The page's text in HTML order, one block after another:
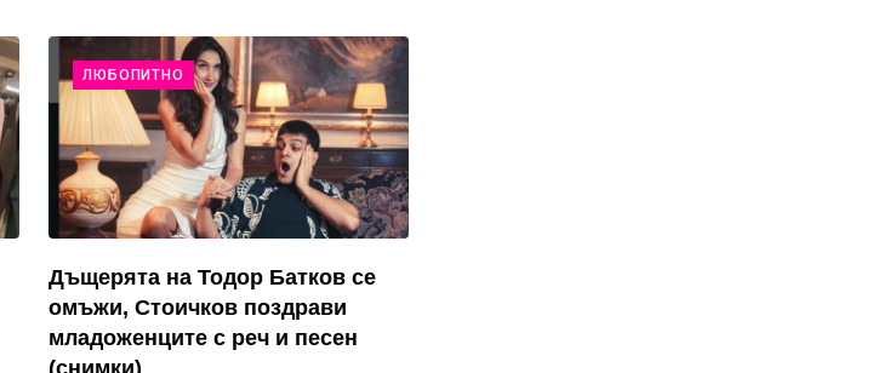
ЛЮБОПИТНО
Дъщерята на Тодор Батков се
омъжи, Стоичков поздрави
младоженците с реч и песен